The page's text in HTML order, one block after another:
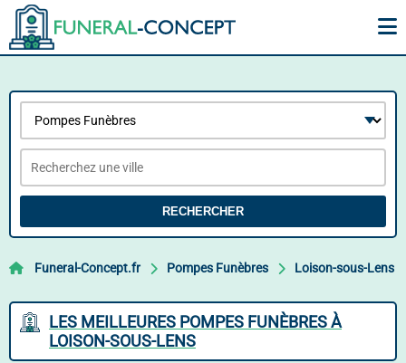
RECHERCHER
Funeral-Concept.fr Pompes Funèbres Loison-sous-Lens
LES MEILLEURES POMPES FUNÈBRES À
LOISON-SOUS-LENS